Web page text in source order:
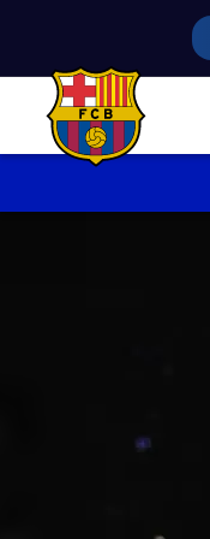
FC Barcelona club badge